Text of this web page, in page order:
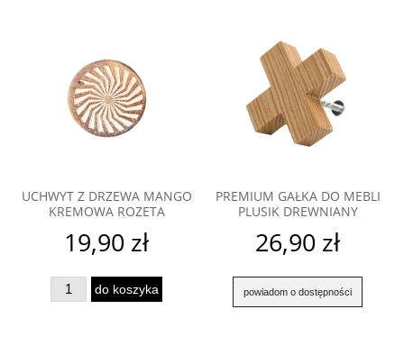
UCHWYT Z DRZEWA MANGO
KREMOWA ROZETA
19,90 zł
do koszyka
PREMIUM GAŁKA DO MEBLI
PLUSIK DREWNIANY
26,90 zł
powiadom o dostępności